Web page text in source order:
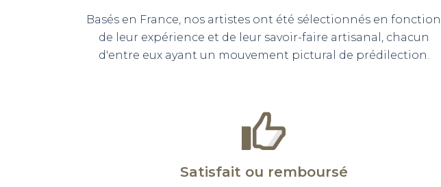
Basés en France, nos artistes ont été sélectionnés en fonction
de leur expérience et de leur savoir-faire artisanal, chacun
d'entre eux ayant un mouvement pictural de prédilection.
Satisfait ou remboursé